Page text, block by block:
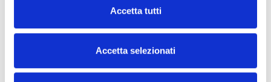
Accetta tutti
Accetta selezionati
CHE COS'È L'ECOANSIA E COME SI